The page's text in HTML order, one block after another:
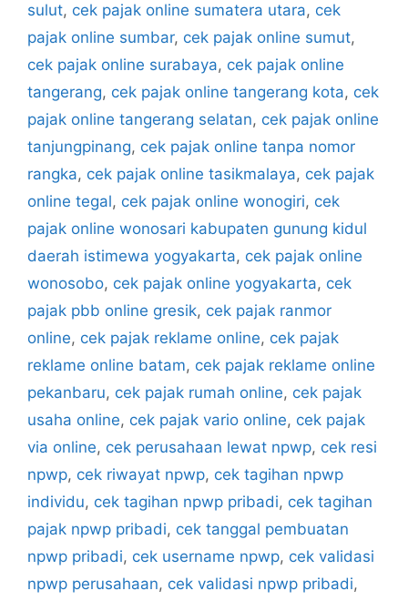
sulut, cek pajak online sumatera utara, cek
pajak online sumbar, cek pajak online sumut,
cek pajak online surabaya, cek pajak online
tangerang, cek pajak online tangerang kota, cek
pajak online tangerang selatan, cek pajak online
tanjungpinang, cek pajak online tanpa nomor
rangka, cek pajak online tasikmalaya, cek pajak
online tegal, cek pajak online wonogiri, cek
pajak online wonosari kabupaten gunung kidul
daerah istimewa yogyakarta, cek pajak online
wonosobo, cek pajak online yogyakarta, cek
pajak pbb online gresik, cek pajak ranmor
online, cek pajak reklame online, cek pajak
reklame online batam, cek pajak reklame online
pekanbaru, cek pajak rumah online, cek pajak
usaha online, cek pajak vario online, cek pajak
via online, cek perusahaan lewat npwp, cek resi
npwp, cek riwayat npwp, cek tagihan npwp
individu, cek tagihan npwp pribadi, cek tagihan
pajak npwp pribadi, cek tanggal pembuatan
npwp pribadi, cek username npwp, cek validasi
npwp perusahaan, cek validasi npwp pribadi,